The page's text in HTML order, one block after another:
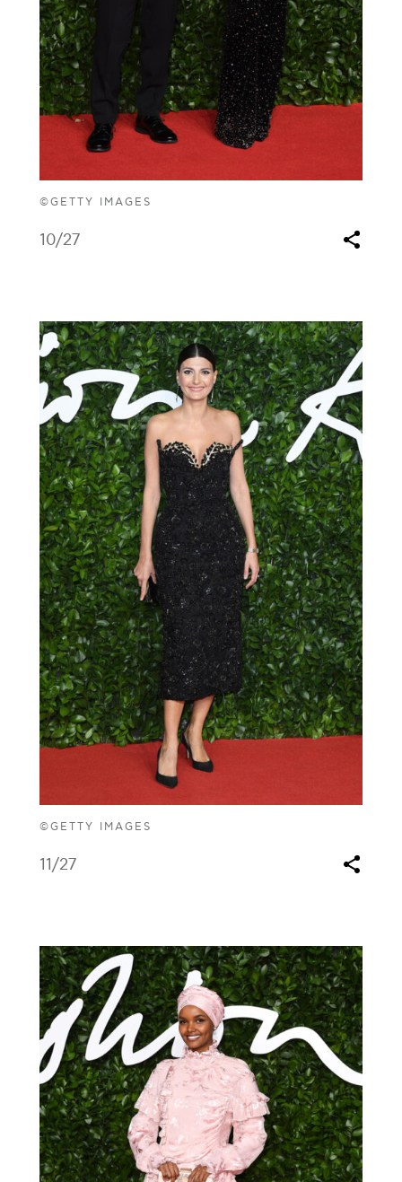
©GETTY IMAGES
10/27
©GETTY IMAGES
11/27